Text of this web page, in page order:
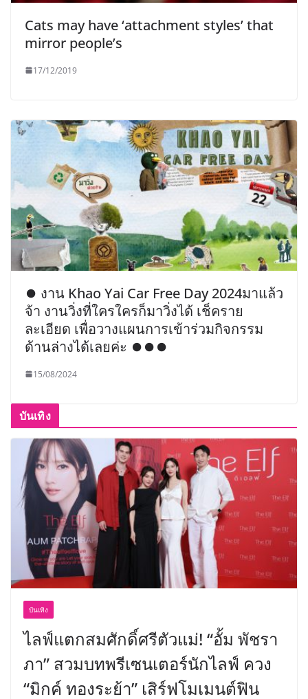
Cats may have ‘attachment styles’ that
mirror people’s
17/12/2019
⏺︎ งาน Khao Yai Car Free Day 2024มาแล้ว
จ้า งานวิ่งที่ใครใครก็มาวิ่งได้ เช็คราย
ละเอียด เพื่อวางแผนการเข้าร่วมกิจกรรม
ด้านล่างได้เลยค่ะ ⏺︎⏺︎⏺︎
15/08/2024
บันเทิง
บันเทิง
ไลฟ์แตกสมศักดิ์ศรีตัวแม่! “อั้ม พัชรา
ภา” สวมบทพรีเซนเตอร์นักไลฟ์ ควง
“มิกค์ ทองระย้า” เสิร์ฟโมเมนต์ฟิน